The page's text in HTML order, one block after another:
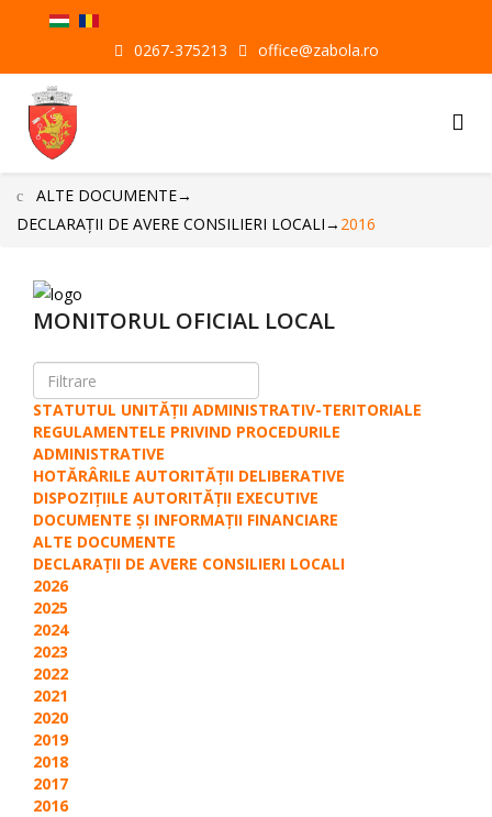
0267-375213 office@zabola.ro
ALTE DOCUMENTE→
DECLARAŢII DE AVERE CONSILIERI LOCALI→ 2016
MONITORUL OFICIAL LOCAL
STATUTUL UNITĂȚII ADMINISTRATIV-TERITORIALE
REGULAMENTELE PRIVIND PROCEDURILE
ADMINISTRATIVE
HOTĂRÂRILE AUTORITĂȚII DELIBERATIVE
DISPOZIȚIILE AUTORITĂȚII EXECUTIVE
DOCUMENTE ȘI INFORMAȚII FINANCIARE
ALTE DOCUMENTE
DECLARAŢII DE AVERE CONSILIERI LOCALI
2026
2025
2024
2023
2022
2021
2020
2019
2018
2017
2016